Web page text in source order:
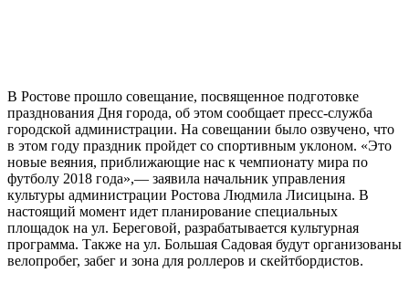
В Ростове прошло совещание, посвященное подготовке
празднования Дня города, об этом сообщает пресс-служба
городской администрации. На совещании было озвучено, что
в этом году праздник пройдет со спортивным уклоном. «Это
новые веяния, приближающие нас к чемпионату мира по
футболу 2018 года»,— заявила начальник управления
культуры администрации Ростова Людмила Лисицына. В
настоящий момент идет планирование специальных
площадок на ул. Береговой, разрабатывается культурная
программа. Также на ул. Большая Садовая будут организованы
велопробег, забег и зона для роллеров и скейтбордистов.